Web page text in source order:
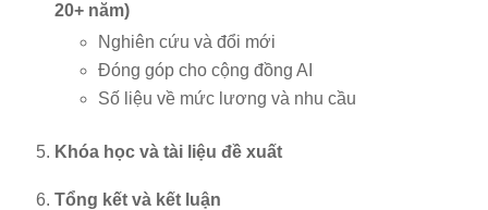
20+ năm)
Nghiên cứu và đổi mới
Đóng góp cho cộng đồng AI
Số liệu về mức lương và nhu cầu
Khóa học và tài liệu đề xuất
Tổng kết và kết luận